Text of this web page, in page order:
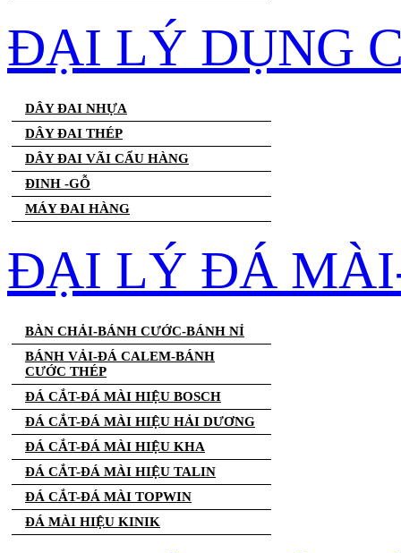
ĐẠI LÝ DỤNG
DÂY ĐAI NHỰA
DÂY ĐAI THÉP
DÂY ĐAI VÃI CẨU HÀNG
ĐINH -GỖ
MÁY ĐAI HÀNG
ĐẠI LÝ ĐÁ
BÀN CHẢI-BÁNH CƯỚC-BÁNH NỈ
BÁNH VẢI-ĐÁ CALEM-BÁNH
CƯỚC THÉP
ĐÁ CẮT-ĐÁ MÀI HIỆU BOSCH
ĐÁ CẮT-ĐÁ MÀI HIỆU HẢI DƯƠNG
ĐÁ CẮT-ĐÁ MÀI HIỆU KHA
ĐÁ CẮT-ĐÁ MÀI HIỆU TALIN
ĐÁ CẮT-ĐÁ MÀI TOPWIN
ĐÁ MÀI HIỆU KINIK